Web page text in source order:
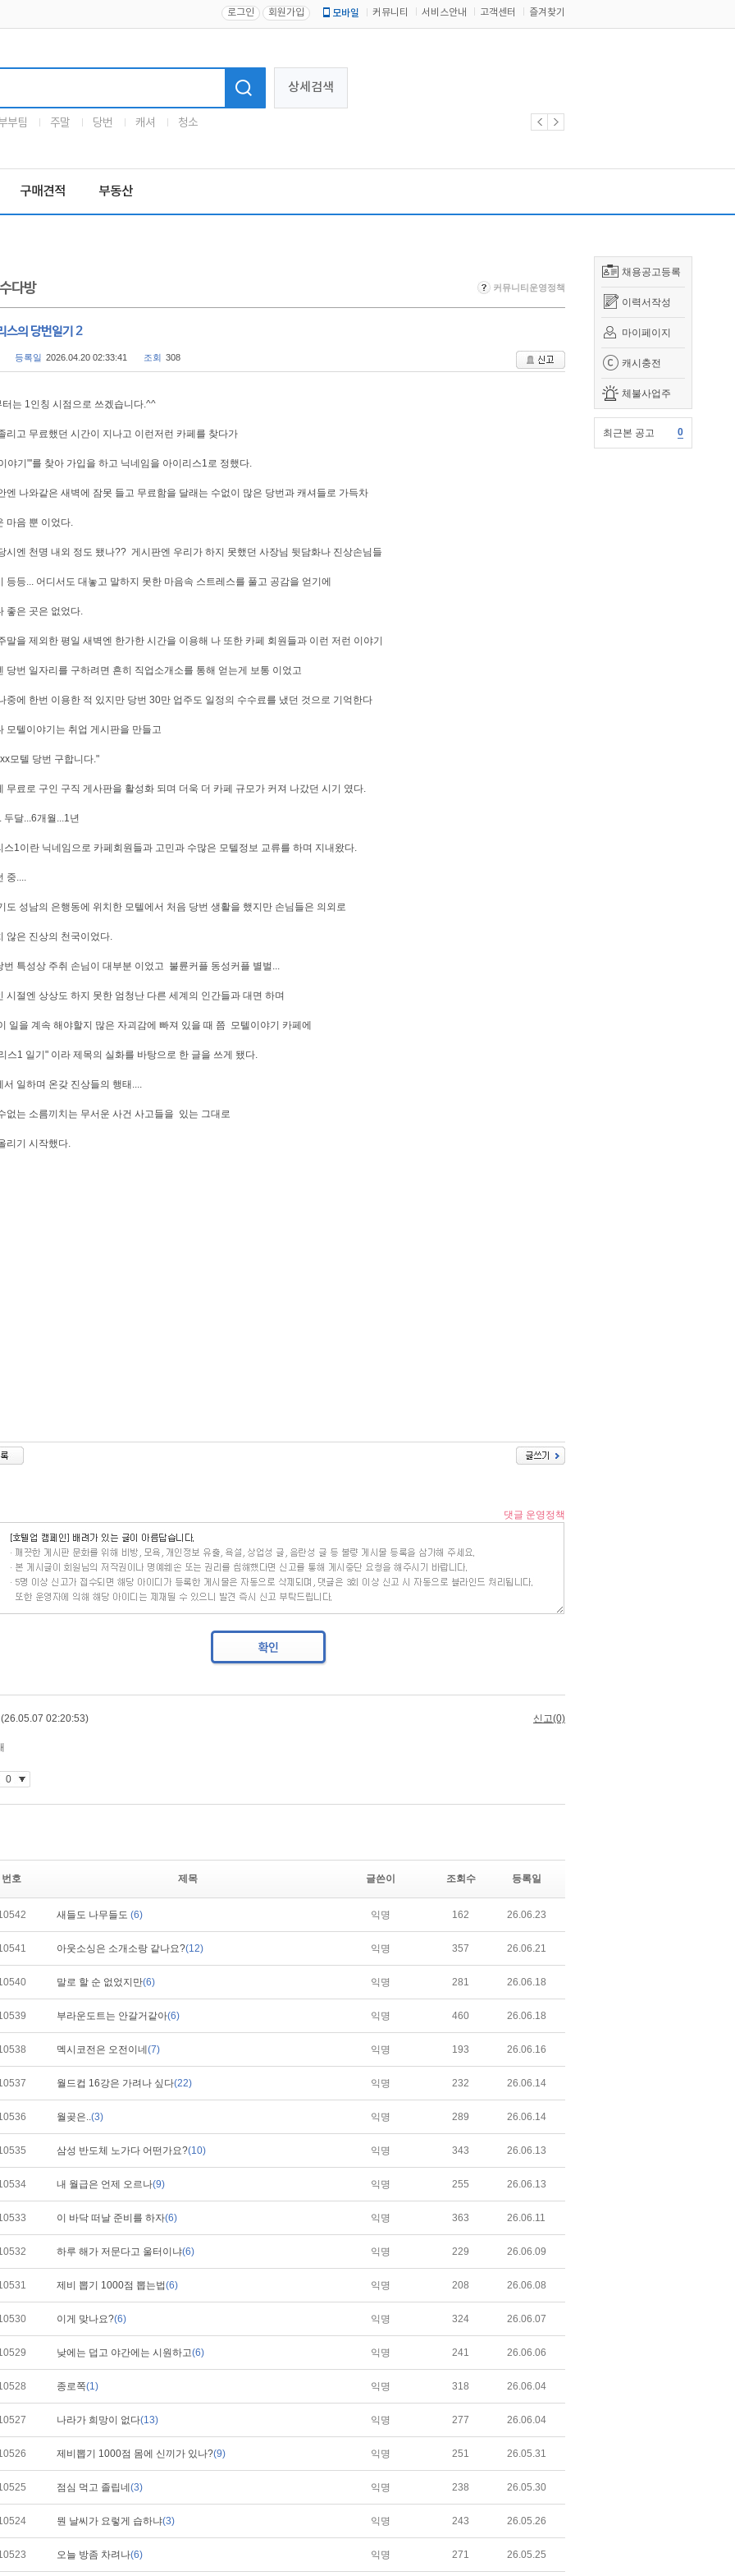
로그인 회원가입 모바일 커뮤니티 서비스안내 고객센터 즐겨찾기
상세검색
부팀 주말 당번 캐셔 청소
구매견적 부동산
채용공고등록
이력서작성
마이페이지
캐시충전
체불사업주
최근본 공고 0
다방 커뮤니티운영정책
스의 당번일기 2
등록일 2026.04.20 02:33:41 조회 308
터는 1인칭 시점으로 쓰겠습니다.^^
리고 무료했던 시간이 지나고 이런저런 카페를 찾다가
야기"'를 찾아 가입을 하고 닉네임을 아이리스1로 정했다.
엔 나와같은 새벽에 잠못 들고 무료함을 달래는 수없이 많은 당번과 캐셔들로 가득차
마음 뿐 이었다.
시엔 천명 내외 정도 됐나?? 게시판엔 우리가 하지 못했던 사장님 뒷담화나 진상손님들
등등... 어디서도 대놓고 말하지 못한 마음속 스트레스를 풀고 공감을 얻기에
좋은 곳은 없었다.
말을 제외한 평일 새벽엔 한가한 시간을 이용해 나 또한 카페 회원들과 이런 저런 이야기
당번 일자리를 구하려면 흔히 직업소개소를 통해 얻는게 보통 이었고
중에 한번 이용한 적 있지만 당번 30만 업주도 일정의 수수료를 냈던 것으로 기억한다
모텔이야기는 취업 게시판을 만들고
모텔 당번 구합니다."
무료로 구인 구직 게사판을 활성화 되며 더욱 더 카페 규모가 커져 나갔던 시기 였다.
두달...6개월...1년
스1이란 닉네임으로 카페회원들과 고민과 수많은 모텔정보 교류를 하며 지내왔다.
중....
도 성남의 은행동에 위치한 모텔에서 처음 당번 생활을 했지만 손님들은 의외로
않은 진상의 천국이었다.
번 특성상 주취 손님이 대부분 이었고 불륜커플 동성커플 별벌...
시절엔 상상도 하지 못한 엄청난 다른 세계의 인간들과 대면 하며
일을 계속 해야할지 많은 자괴감에 빠져 있을 때 쯤 모텔이야기 카페에
스1 일기" 이라 제목의 실화를 바탕으로 한 글을 쓰게 됐다.
서 일하며 온갖 진상들의 행태....
없는 소름끼치는 무서운 사건 사고들을 있는 그대로
리기 시작했다.
번호 제목 글쓴이 조회수 등록일
새들도 나무들도 (6) 익명 162 26.06.23
아웃소싱은 소개소랑 같나요?(12) 익명 357 26.06.21
말로 할 순 없었지만(6) 익명 281 26.06.18
부라운도트는 안갈거같아(6) 익명 460 26.06.18
멕시코전은 오전이네 (7) 익명 193 26.06.16
월드컵 16강은 가려나 싶다(22) 익명 232 26.06.14
월곶은..(3) 익명 289 26.06.14
삼성 반도체 노가다 어떤가요?(10) 익명 343 26.06.13
내 월급은 언제 오르나(9) 익명 255 26.06.13
이 바닥 떠날 준비를 하자(6) 익명 363 26.06.11
하루 해가 저문다고 울터이냐(6) 익명 229 26.06.09
제비 뽑기 1000점 뽑는법(6) 익명 208 26.06.08
이게 맞나요?(6) 익명 324 26.06.07
낮에는 덥고 야간에는 시원하고(6) 익명 241 26.06.06
종로쪽(1) 익명 318 26.06.04
나라가 희망이 없다(13) 익명 277 26.06.04
제비뽑기 1000점 몸에 신끼가 있나?(9) 익명 251 26.05.31
점심 먹고 졸립네 (3) 익명 238 26.05.30
뭔 날씨가 요렇게 습하냐(3) 익명 243 26.05.26
오늘 방좀 차려나(6) 익명 271 26.05.25